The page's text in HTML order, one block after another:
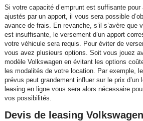
Si votre capacité d’emprunt est suffisante
ajustés par un apport, il vous sera possible
avance de frais. En revanche, s’il s’avère que
est insuffisante, le versement d’un apport
votre véhicule sera requis. Pour éviter de
vous avez plusieurs options. Soit vous jouez
modèle Volkswagen en évitant les options
les modalités de votre location. Par exemple,
prévus peut grandement influer sur le prix
leasing en ligne vous sera alors nécessaire
vos possibilités.
Devis de leasing